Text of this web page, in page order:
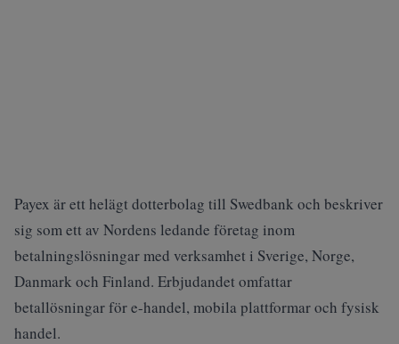
Payex är ett helägt dotterbolag till Swedbank och beskriver
sig som ett av Nordens ledande företag inom
betalningslösningar med verksamhet i Sverige, Norge,
Danmark och Finland. Erbjudandet omfattar
betallösningar för e-handel, mobila plattformar och fysisk
handel.